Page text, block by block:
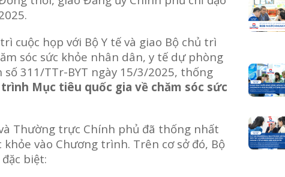
cuộc họp với Bộ Y tế và giao Bộ chủ trì
sóc sức khỏe nhân dân, y tế dự phòng
311/TTr-BYT ngày 15/3/2025, thống
Mục tiêu quốc gia về chăm sóc sức
Thường trực Chính phủ đã thống nhất
vào Chương trình. Trên cơ sở đó, Bộ
biệt: